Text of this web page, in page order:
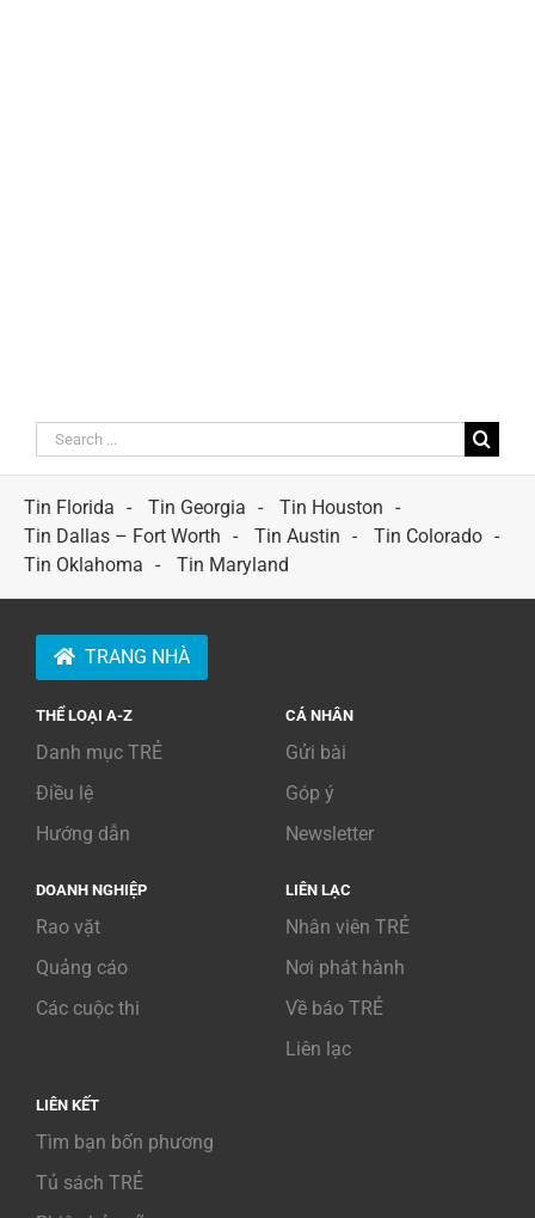
Search
for:
Tin Florida
Tin Georgia
Tin Houston
Tin Dallas – Fort Worth
Tin Austin
Tin Colorado
Tin Oklahoma
Tin Maryland
TRANG NHÀ
THỂ LOẠI A-Z
Danh mục TRẺ
Điều lệ
Hướng dẫn
CÁ NHÂN
Gửi bài
Góp ý
Newsletter
DOANH NGHIỆP
Rao vặt
Quảng cáo
Các cuộc thi
LIÊN LẠC
Nhân viên TRẺ
Nơi phát hành
Về báo TRẺ
Liên lạc
LIÊN KẾT
Tìm bạn bốn phương
Tủ sách TRẺ